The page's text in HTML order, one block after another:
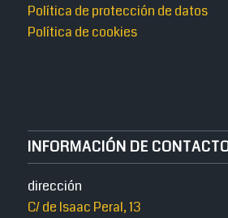
Política de protección de datos
Política de cookies
INFORMACIÓN DE
dirección
C/ de Isaac Peral, 13